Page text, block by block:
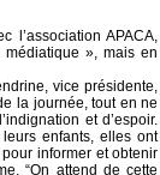
l’association APACA,
», mais en
vice présidente,
la journée, tout en ne
et d’espoir.
enfants, elles ont
informer et obtenir
“On attend de cette